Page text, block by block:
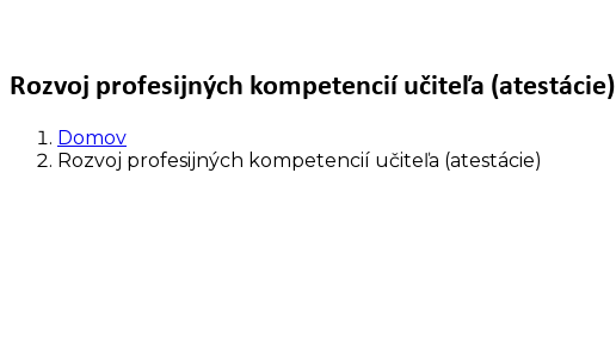
Rozvoj profesijných kompetencií učiteľa (atestácie)
Domov
Rozvoj profesijných kompetencií učiteľa (atestácie)